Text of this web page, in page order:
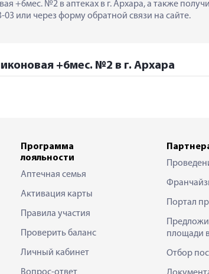
+6мес. №2 в аптеках в г. Архара, а также
или через форму обратной связи на сайте.
+6мес. №2 в г. Архара
Программа
лояльности
Аптечная семья
Активация карты
Правила участия
Проверить баланс
Личный кабинет
Портал
площади
Отбор